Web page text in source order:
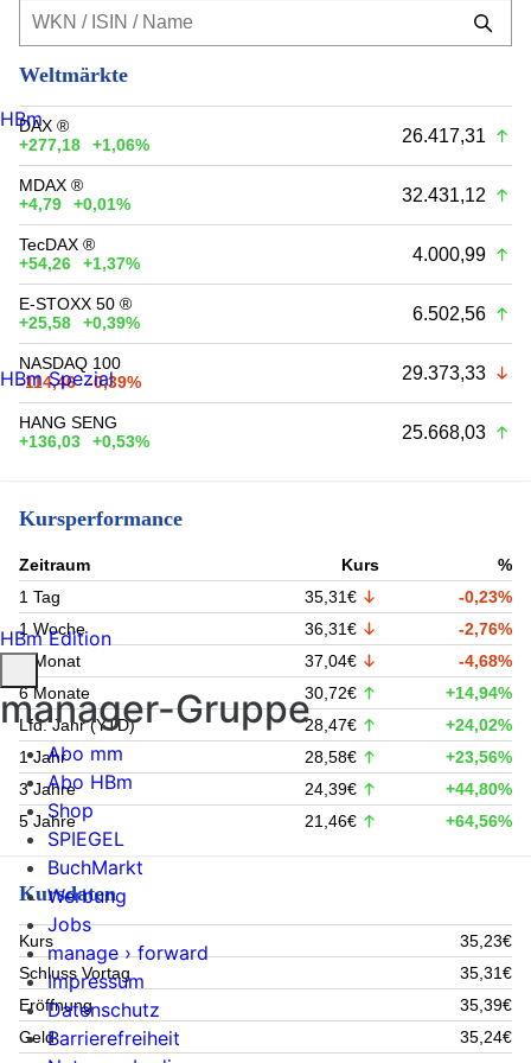
Weltmärkte
DAX ®
+277,18
+1,06% 26.417,31
MDAX ®
+4,79
+0,01% 32.431,12
TecDAX ®
+54,26
+1,37% 4.000,99
E-STOXX 50 ®
+25,58
+0,39% 6.502,56
NASDAQ 100
-114,46
-0,39% 29.373,33
HANG SENG
+136,03
+0,53% 25.668,03
Kursperformance
Zeitraum Kurs
%
1 Tag
35,31€
-0,23%
1 Woche
36,31€
-2,76%
1 Monat
37,04€
-4,68%
6 Monate
30,72€
+14,94%
Lfd. Jahr (YTD)
28,47€
+24,02%
1 Jahr
28,58€
+23,56%
3 Jahre
24,39€
+44,80%
5 Jahre
21,46€ +64,56%
Kursdaten
Kurs
35,23€
Schluss Vortag
35,31€
Eröffnung
35,39€
Geld
35,24€
HBm
HBm Spezial
HBm Edition
manager-Gruppe
Abo mm
Abo HBm
Shop
SPIEGEL
BuchMarkt
Werbung
Jobs
manage › forward
Impressum
Datenschutz
Barrierefreiheit